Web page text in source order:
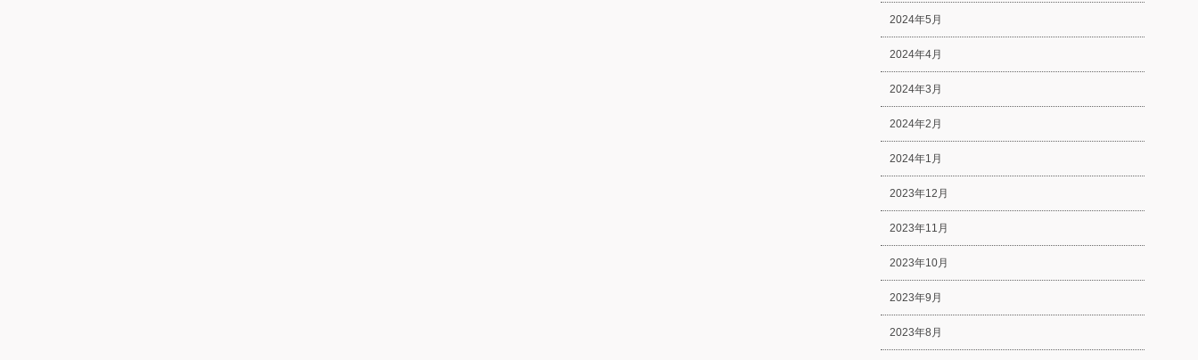
2024年5月
2024年4月
2024年3月
2024年2月
2024年1月
2023年12月
2023年11月
2023年10月
2023年9月
2023年8月